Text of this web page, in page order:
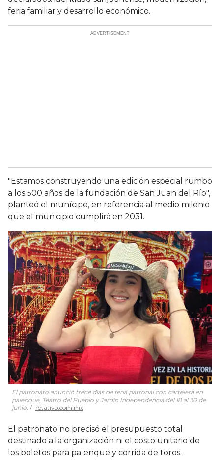
feria familiar y desarrollo económico.
"Estamos construyendo una edición especial rumbo
a los 500 años de la fundación de San Juan del Río",
planteó el munícipe, en referencia al medio milenio
que el municipio cumplirá en 2031.
El patronato anunció trece días de feria patronal con cartelera en
palenque, Teatro del Pueblo y Jardín Independencia del 18 al 30 de
junio.
rotativo.com.mx
El patronato no precisó el presupuesto total
destinado a la organización ni el costo unitario de
los boletos para palenque y corrida de toros.